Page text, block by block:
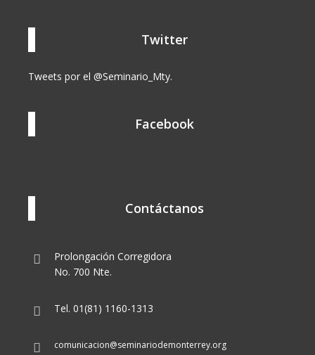
Twitter
Tweets por el @Seminario_Mty.
Facebook
Contáctanos
Prolongación Corregidora
No. 700 Nte.
Tel. 01(81) 1160-1313
comunicacion@seminariodemonterrey.org